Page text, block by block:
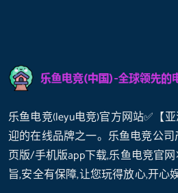
乐鱼电竞(leyu电竞)官方网站✅【
迎的在线品牌之一。乐鱼电竞公
页版/手机版app下载,乐鱼电竞官
旨,安全有保障,让您玩得放心,开心